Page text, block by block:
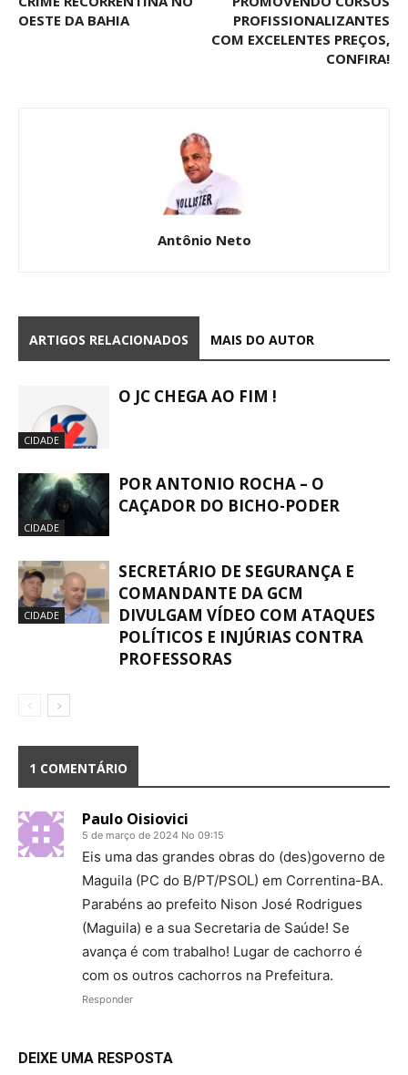
OESTE DA BAHIA
PROFISSIONALIZANTES
COM EXCELENTES PREÇOS,
CONFIRA!
Antônio Neto
ARTIGOS RELACIONADOS MAIS DO AUTOR
CIDADE
O JC CHEGA AO FIM !
CIDADE
POR ANTONIO ROCHA – O
CAÇADOR DO BICHO-PODER
CIDADE
SECRETÁRIO DE SEGURANÇA E
COMANDANTE DA GCM
DIVULGAM VÍDEO COM ATAQUES
POLÍTICOS E INJÚRIAS CONTRA
PROFESSORAS
1 COMENTÁRIO
Paulo Oisiovici
5 de março de 2024 No 09:15
Eis uma das grandes obras do (des)governo de
Maguila (PC do B/PT/PSOL) em Correntina-BA.
Parabéns ao prefeito Nison José Rodrigues
(Maguila) e a sua Secretaria de Saúde! Se
avança é com trabalho! Lugar de cachorro é
com os outros cachorros na Prefeitura.
Responder
DEIXE UMA RESPOSTA